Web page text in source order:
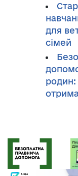
для
сімей
родин: